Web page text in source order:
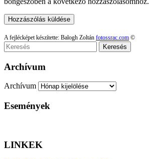
A fejlécképet készítette: Balogh Zoltán fotossrac.com ©
Keresés
Archívum
Archívum
Események
LINKEK